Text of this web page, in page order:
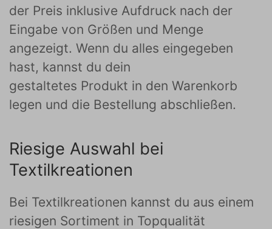
der Preis inklusive Aufdruck nach der
Eingabe von Größen und Menge
angezeigt. Wenn du alles eingegeben
hast, kannst du dein
gestaltetes Produkt in den Warenkorb
legen und die Bestellung abschließen.
Riesige Auswahl bei
Textilkreationen
Bei Textilkreationen kannst du aus einem
riesigen Sortiment in Topqualität